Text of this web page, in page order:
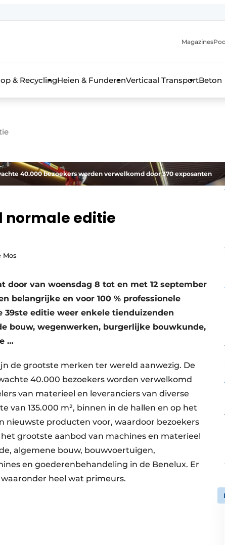
aanmelding
de aanmelding FR
& bouwmachines
Magazines
& RecyclingHeien & FunderenVerticaal TransportBeton
40.000 bezoekers worden verwelkomd door 370 exposanten
normale editie
Mos
door van woensdag 8 tot en met 12 september
belangrijke en voor 100 % professionele
39ste editie weer enkele tienduizenden
bouw, wegenwerken, burgerlijke bouwkunde,
…
de grootste merken ter wereld aanwezig. De
40.000 bezoekers worden verwelkomd
van materieel en leveranciers van diverse
van 135.000 m², binnen in de hallen en op het
producten voor, waardoor bezoekers
grootste aanbod van machines en materieel
algemene bouw, bouwvoertuigen,
en goederenbehandeling in de Benelux. Er
heel wat primeurs.